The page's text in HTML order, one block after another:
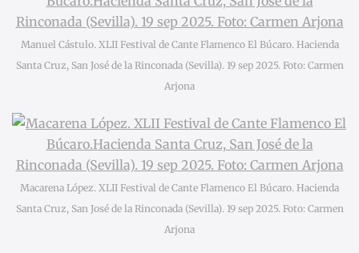
Manuel Cástulo. XLII Festival de Cante Flamenco El Búcaro. Hacienda
Santa Cruz, San José de la Rinconada (Sevilla). 19 sep 2025. Foto: Carmen
Arjona
Macarena López. XLII Festival de Cante Flamenco El Búcaro. Hacienda
Santa Cruz, San José de la Rinconada (Sevilla). 19 sep 2025. Foto: Carmen
Arjona